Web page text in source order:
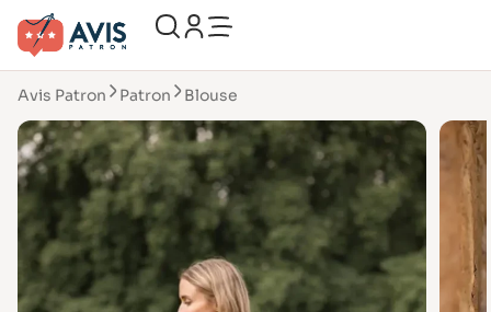
Avis Patron Patron Blouse